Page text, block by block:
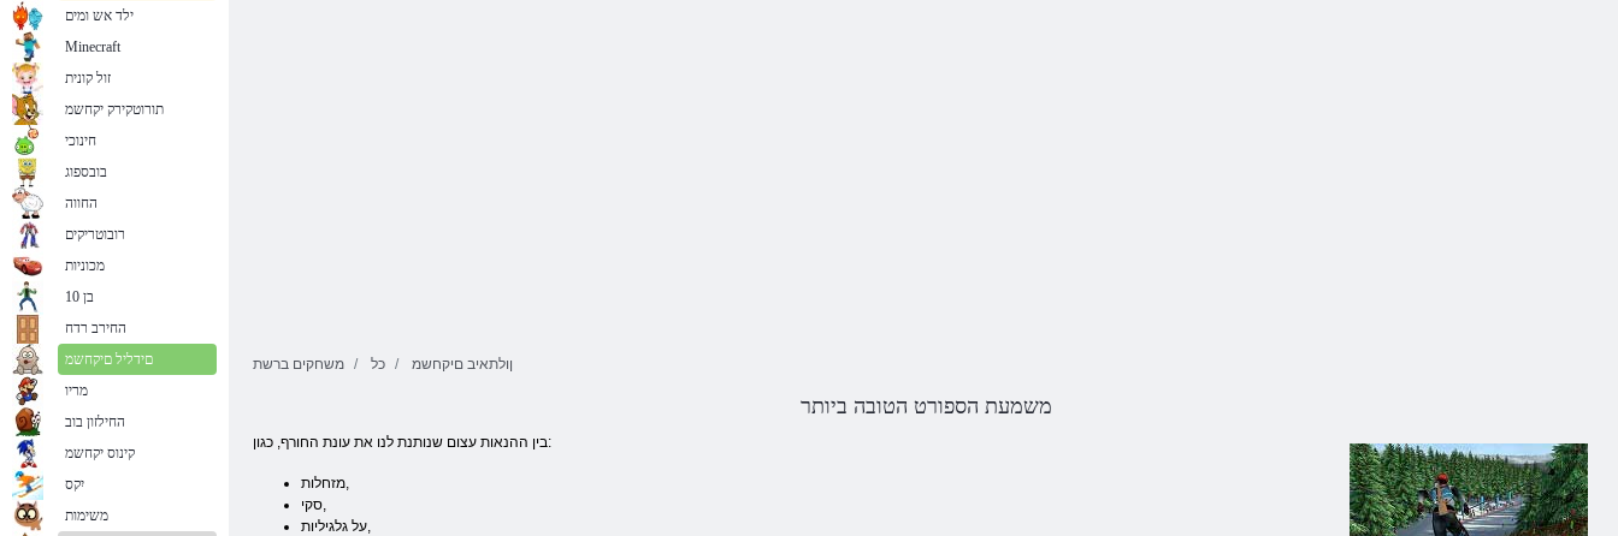
משחקים ברשת כל ןולתאיב םיקחשמ
משמעת הספורט הטובה ביותר
בין ההנאות עצום שנותנת לנו את עונת החורף, כגון:
מזחלות,
סקי,
על גלגיליות,
ילד אש ומים
Minecraft
זול קונית
תורוטקירק יקחשמ
חינוכי
בובספוג
החווה
רובוטריקים
מכוניות
בן 10
החירב רדח
םידליל םיקחשמ
מריו
החילזון בוב
קינוס יקחשמ
יִקס
משימות